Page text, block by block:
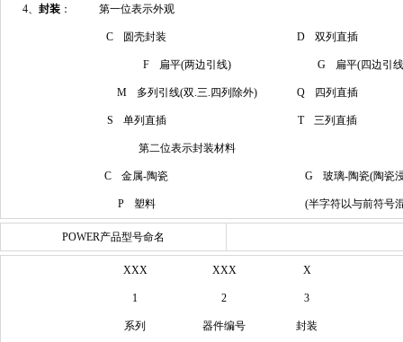
4、 封装： 第一位表示外观
C 圆壳封装 D 双列直插
F 扁平(两边引线) G 扁平(四边引
M 多列引线(双.三.四列除外) Q 四列直插
S 单列直插 T 三列直插
第二位表示封装材料
C 金属-陶瓷 G 玻璃-陶瓷(陶瓷
P 塑料 (半字符以与前符号
POWER产品型号命名
XXX XXX X
1 2 3
系列 器件编号 封装